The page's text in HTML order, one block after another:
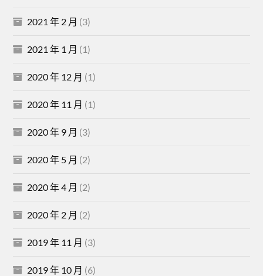
2021 年 2 月 (3)
2021 年 1 月 (1)
2020 年 12 月 (1)
2020 年 11 月 (1)
2020 年 9 月 (3)
2020 年 5 月 (2)
2020 年 4 月 (2)
2020 年 2 月 (2)
2019 年 11 月 (3)
2019 年 10 月 (6)